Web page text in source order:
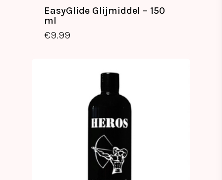
EasyGlide Glijmiddel – 150
ml
€9.99